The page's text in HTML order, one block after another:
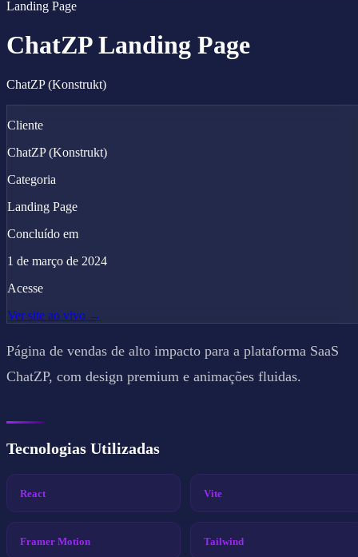
Landing Page
ChatZP Landing Page
ChatZP (Konstrukt)
Cliente
ChatZP (Konstrukt)
Categoria
Landing Page
Concluído em
1 de março de 2024
Acesse
Ver site ao vivo →
Página de vendas de alto impacto para a plataforma SaaS
ChatZP, com design premium e animações fluidas.
Tecnologias Utilizadas
React Vite
Framer Motion Tailwind